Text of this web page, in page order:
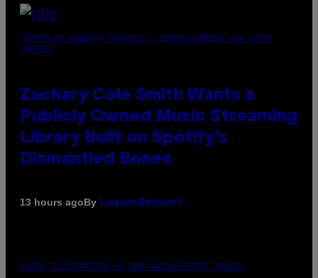
(PHOTO BY ROBERTO PANUCCI – CORBIS/CORBIS VIA GETTY
IMAGES)
Zachary Cole Smith Wants a
Publicly Owned Music Streaming
Library Built on Spotify’s
Dismantled Bones
13 hours agoBy Lauren Boisvert
PHOTO ILLUSTRATION BY IAN WALDIE/GETTY IMAGES